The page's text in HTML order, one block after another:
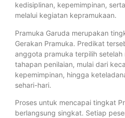
kedisiplinan, kepemimpinan,
melalui kegiatan kepramukaan.
Pramuka Garuda merupakan
Gerakan Pramuka. Predikat
anggota pramuka terpilih
tahapan penilaian, mulai dari
kepemimpinan, hingga
sehari-hari.
Proses untuk mencapai tingkat
berlangsung singkat. Setiap